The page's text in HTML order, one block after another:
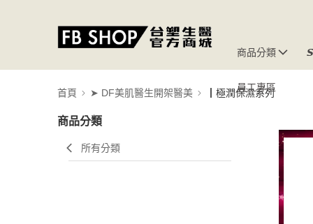
商品分類
員工專區
首頁 ➤ DF美肌醫生開架醫美 ┃極潤保濕系列
商品分類
所有分類